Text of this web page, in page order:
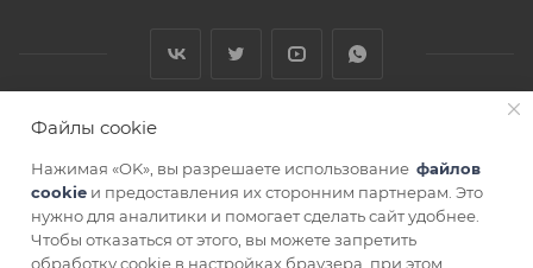
СОГЛАСИЕ НА ОБРАБОТКУ ПЕРСОНАЛЬНЫХ ДАННЫХ
Файлы cookie
Нажимая «OK», вы разрешаете использование файлов
cookie и предоставления их сторонним партнерам. Это
нужно для аналитики и помогает сделать сайт удобнее.
Чтобы отказаться от этого, вы можете запретить
обработку cookie в настройках браузера, при этом